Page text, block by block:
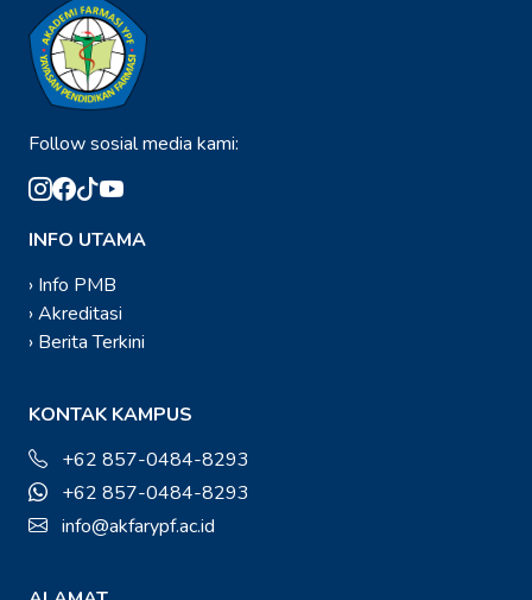
Follow sosial media kami:
INFO UTAMA
› Info PMB
› Akreditasi
› Berita Terkini
KONTAK KAMPUS
+62 857-0484-8293
+62 857-0484-8293
info@akfarypf.ac.id